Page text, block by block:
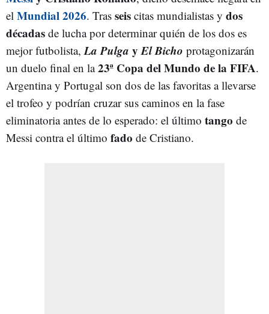
el Mundial 2026. Tras seis citas mundialistas y dos
décadas de lucha por determinar quién de los dos es
mejor futbolista, La Pulga yEl Bicho protagonizarán
un duelo final en la23ª Copa del Mundo de la FIFA.
Argentina y Portugal son dos de las favoritas a llevarse
el trofeo y podrían cruzar sus caminos en la fase
eliminatoria antes de lo esperado: el último tango de
Messi contra el último fado de Cristiano.